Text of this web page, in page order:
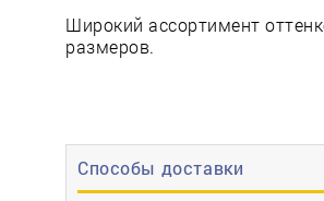
Способы доставки
Широкий ассортимент
размеров.